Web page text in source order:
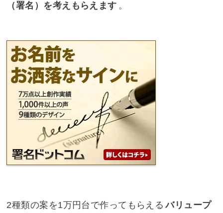
（署名）を考えもらえます 。
2種類の案を1万円台で作ってもらえる バリュープ